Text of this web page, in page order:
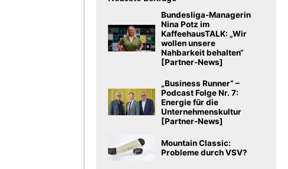
Bundesliga-Managerin
Nina Potz im
KaffeehausTALK: „Wir
wollen unsere
Nahbarkeit behalten“
[Partner-News]
„Business Runner“ –
Podcast Folge Nr. 7:
Energie für die
Unternehmenskultur
[Partner-News]
Mountain Classic:
Probleme durch VSV?